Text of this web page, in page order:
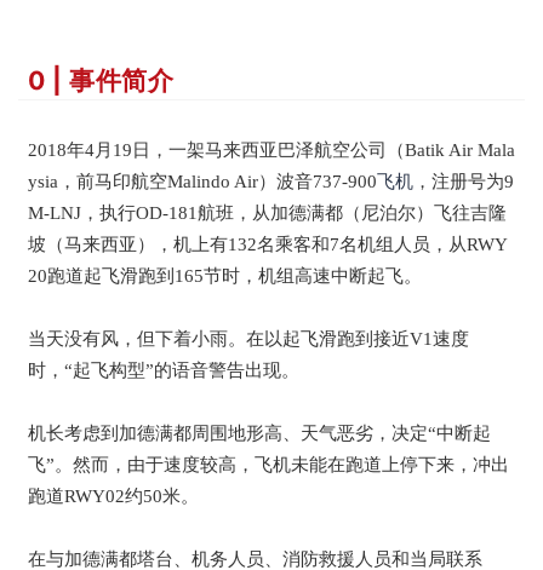
0 | 事件简介
2018年4月19日，一架马来西亚巴泽航空公司（Batik Air Mala
ysia，前马印航空Malindo Air）波音737-900飞机 ，注册号为9
M-LNJ，执行OD-181航班，从加德满都（尼泊尔）飞往吉隆
坡（马来西亚），机上有132名乘客和7名机组人员，从RWY
20跑道起飞滑跑到165节时，机组高速中断起飞。
当天没有风，但下着小雨。在以起飞滑跑到接近V1速度
时，“起飞构型”的语音警告出现。
机长考虑到加德满都周围地形高、天气恶劣，决定“中断起
飞”。然而，由于速度较高，飞机未能在跑道上停下来，冲出
跑道RWY02约50米。
在与加德满都塔台、机务人员、消防救援人员和当局联系